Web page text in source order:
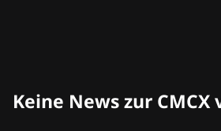
Keine News zur CMCX